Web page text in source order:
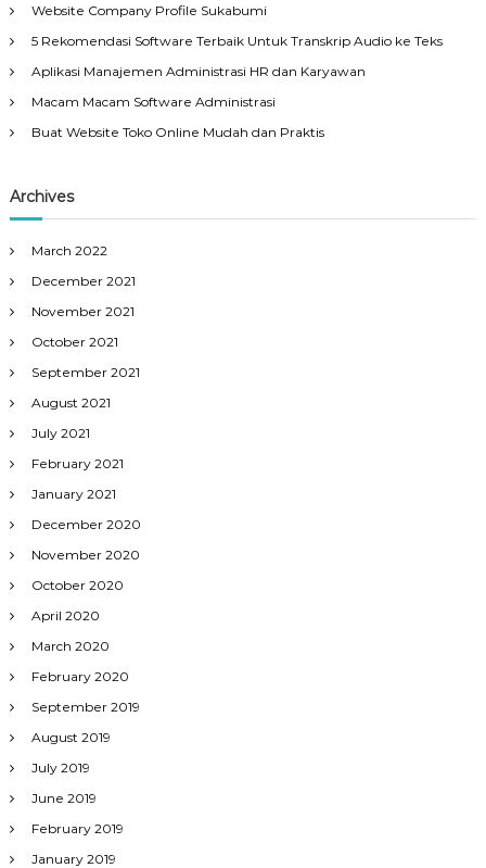
Website Company Profile Sukabumi
5 Rekomendasi Software Terbaik Untuk Transkrip Audio ke Teks
Aplikasi Manajemen Administrasi HR dan Karyawan
Macam Macam Software Administrasi
Buat Website Toko Online Mudah dan Praktis
Archives
March 2022
December 2021
November 2021
October 2021
September 2021
August 2021
July 2021
February 2021
January 2021
December 2020
November 2020
October 2020
April 2020
March 2020
February 2020
September 2019
August 2019
July 2019
June 2019
February 2019
January 2019